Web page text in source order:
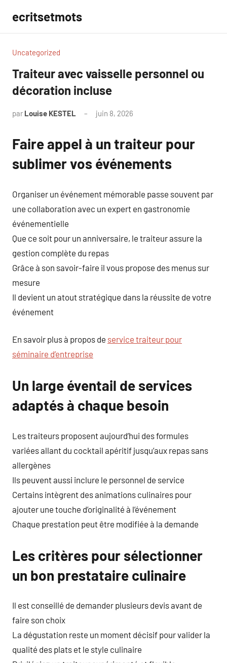
contenu
ecritsetmots
Uncategorized
Traiteur avec vaisselle personnel ou
décoration incluse
par Louise KESTEL juin 8, 2026
Faire appel à un traiteur pour
sublimer vos événements
Organiser un événement mémorable passe souvent par
une collaboration avec un expert en gastronomie
événementielle
Que ce soit pour un anniversaire, le traiteur assure la
gestion complète du repas
Grâce à son savoir-faire il vous propose des menus sur
mesure
Il devient un atout stratégique dans la réussite de votre
événement
En savoir plus à propos de service traiteur pour
séminaire d’entreprise
Un large éventail de services
adaptés à chaque besoin
Les traiteurs proposent aujourd’hui des formules
variées allant du cocktail apéritif jusqu’aux repas sans
allergènes
Ils peuvent aussi inclure le personnel de service
Certains intègrent des animations culinaires pour
ajouter une touche d’originalité à l’événement
Chaque prestation peut être modifiée à la demande
Les critères pour sélectionner
un bon prestataire culinaire
Il est conseillé de demander plusieurs devis avant de
faire son choix
La dégustation reste un moment décisif pour valider la
qualité des plats et le style culinaire